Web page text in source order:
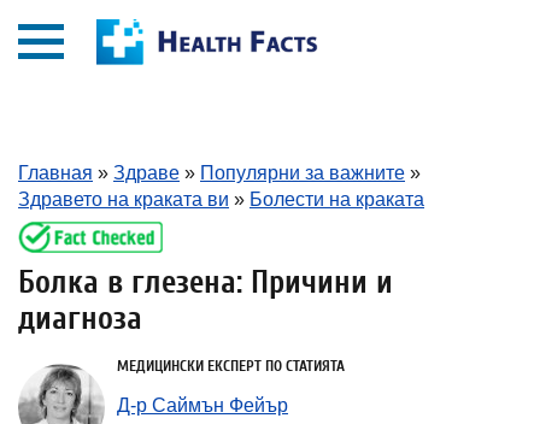
Главная » Здраве » Популярни за важните »
Здравето на краката ви » Болести на краката
Болка в глезена: Причини и
диагноза
МЕДИЦИНСКИ ЕКСПЕРТ ПО СТАТИЯТА
Д-р Саймън Фейър